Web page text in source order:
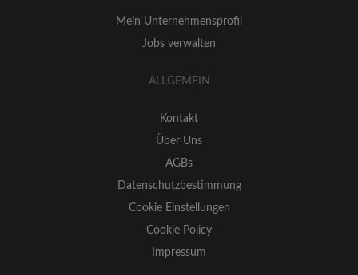
Mein Unternehmensprofil
Jobs verwalten
ALLGEMEIN
Kontakt
Über Uns
AGBs
Datenschutzbestimmung
Cookie Einstellungen
Cookie Policy
Impressum